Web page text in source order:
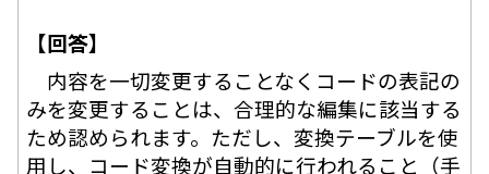
【回答】
内容を一切変更することなくコードの表記の
みを変更することは、合理的な編集に該当する
ため認められます。ただし、変換テーブルを使
用し、コード変換が自動的に行われること（手